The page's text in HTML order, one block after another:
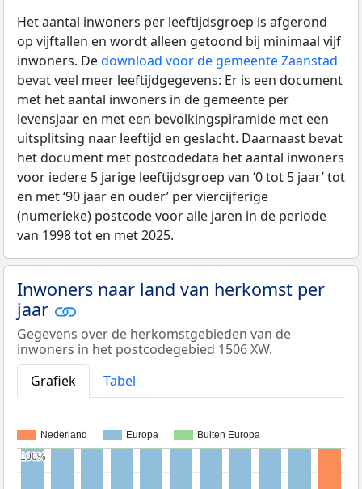
Het aantal inwoners per leeftijdsgroep is afgerond
op vijftallen en wordt alleen getoond bij minimaal vijf
inwoners. Dedownload voor de gemeente Zaanstad
bevat veel meer leeftijdgegevens: Er is een document
met het aantal inwoners in de gemeente per
levensjaar en met een bevolkingspiramide met een
uitsplitsing naar leeftijd en geslacht. Daarnaast bevat
het document met postcodedata het aantal inwoners
voor iedere 5 jarige leeftijdsgroep van ‘0 tot 5 jaar’ tot
en met ‘90 jaar en ouder’ per viercijferige
(numerieke) postcode voor alle jaren in de periode
van 1998 tot en met 2025.
Inwoners naar land van herkomst per
jaar
Gegevens over de herkomstgebieden van de
inwoners in het postcodegebied 1506 XW.
Grafiek
Tabel
Nederland Europa Buiten Europa
100%
100%